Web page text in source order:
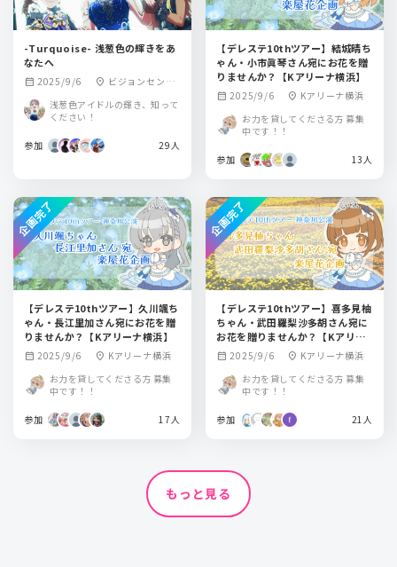
-Turquoise- 浅葱色の輝きをあ
なたへ
calendar_month 2025/9/6 location_on ビジョンセンタ
い
浅葱色アイドルの輝き、知って
ください！
参加 29人
【デレステ10thツアー】結城晴ち
ゃん・小市眞琴さん宛にお花を贈
りませんか？【Kアリーナ横浜】
calendar_month 2025/9/6 location_on Kアリーナ横浜
お力を貸してくださる方 募集
中です！！
参加 13人
【デレステ10thツアー】久川颯ち
ゃん・長江里加さん宛にお花を贈
りませんか？【Kアリーナ横浜】
calendar_month 2025/9/6 location_on Kアリーナ横浜
お力を貸してくださる方 募集
中です！！
参加 17人
企画完了
【デレステ10thツアー】喜多見柚
ちゃん・武田羅梨沙多胡さん宛に
お花を贈りませんか？【Kアリー
ナ横浜】
calendar_month 2025/9/6 location_on Kアリーナ横浜
お力を貸してくださる方 募集
中です！！
参加 21人
企画完了
もっと見る